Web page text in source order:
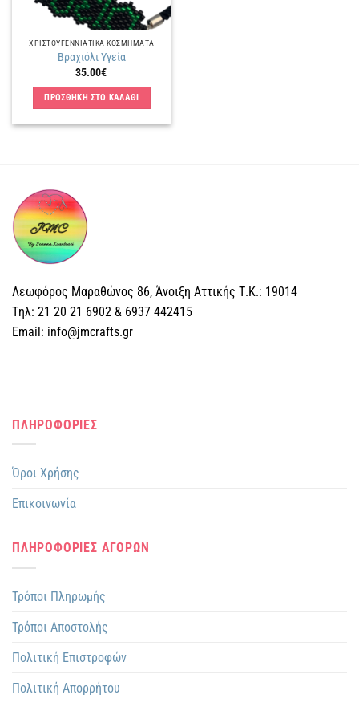
ΧΡΙΣΤΟΥΓΕΝΝΙΑΤΙΚΑ ΚΟΣΜΗΜΑΤΑ
Βραχιόλι Υγεία
35.00€
ΠΡΟΣΘΗΚΗ ΣΤΟ ΚΑΛΑΘΙ
Λεωφόρος Μαραθώνος 86, Άνοιξη Αττικής Τ.Κ.: 19014
Tηλ: 21 20 21 6902 & 6937 442415
Email: info@jmcrafts.gr
ΠΛΗΡΟΦΟΡΙΕΣ
Όροι Χρήσης
Επικοινωνία
ΠΛΗΡΟΦΟΡΙΕΣ ΑΓΟΡΩΝ
Τρόποι Πληρωμής
Τρόποι Αποστολής
Πολιτική Επιστροφών
Πολιτική Απορρήτου